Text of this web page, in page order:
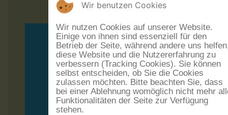
Wir benutzen Cookies
Wir nutzen Cookies auf unserer Website.
Einige von ihnen sind essenziell für den
Betrieb der Seite, während andere uns
diese Website und die Nutzererfahrung zu
verbessern (Tracking Cookies). Sie können
selbst entscheiden, ob Sie die Cookies
zulassen möchten. Bitte beachten Sie, dass
bei einer Ablehnung womöglich nicht mehr
Funktionalitäten der Seite zur Verfügung
stehen.